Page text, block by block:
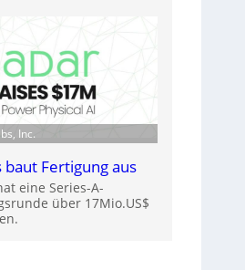
Inc.
baut Fertigung aus
eine Series-A-
über 17Mio.US$